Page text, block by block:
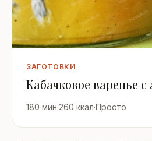
ЗАГОТОВКИ
Кабачковое варенье
180 мин·260 ккал·Просто